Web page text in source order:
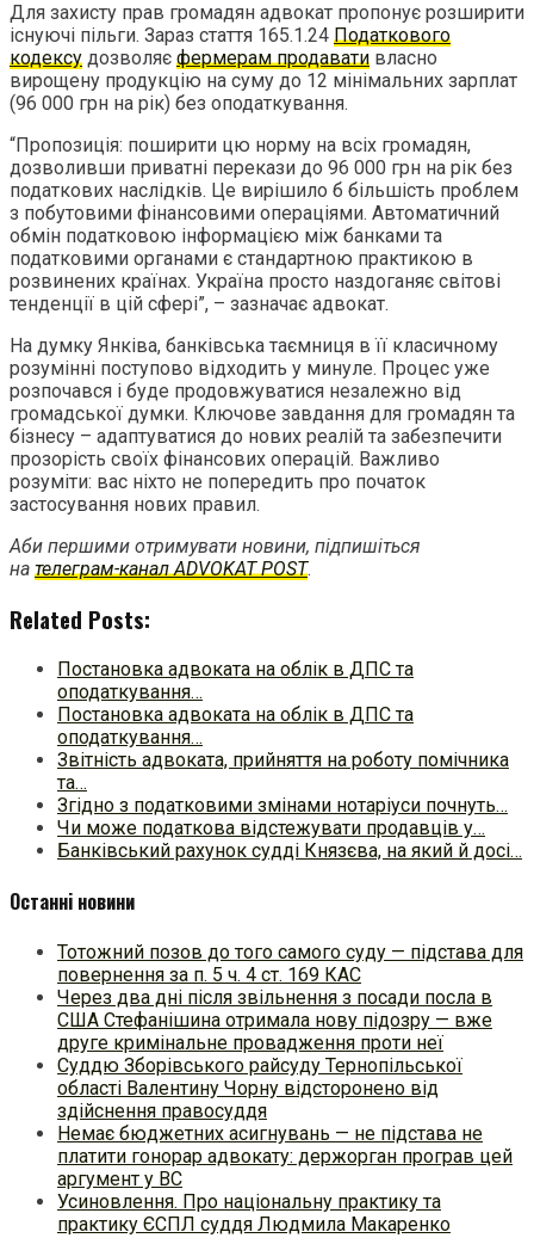
Для захисту прав громадян адвокат пропонує розширити
існуючі пільги. Зараз стаття 165.1.24 Податкового
кодексу дозволяє фермерам продавати власно
вирощену продукцію на суму до 12 мінімальних зарплат
(96 000 грн на рік) без оподаткування.
“Пропозиція: поширити цю норму на всіх громадян,
дозволивши приватні перекази до 96 000 грн на рік без
податкових наслідків. Це вирішило б більшість проблем
з побутовими фінансовими операціями. Автоматичний
обмін податковою інформацією між банками та
податковими органами є стандартною практикою в
розвинених країнах. Україна просто наздоганяє світові
тенденції в цій сфері”, – зазначає адвокат.
На думку Янківа, банківська таємниця в її класичному
розумінні поступово відходить у минуле. Процес уже
розпочався і буде продовжуватися незалежно від
громадської думки. Ключове завдання для громадян та
бізнесу – адаптуватися до нових реалій та забезпечити
прозорість своїх фінансових операцій. Важливо
розуміти: вас ніхто не попередить про початок
застосування нових правил.
Аби першими отримувати новини, підпишіться
на телеграм-канал ADVOKAT POST.
Related Posts:
Постановка адвоката на облік в ДПС та
оподаткування…
Постановка адвоката на облік в ДПС та
оподаткування…
Звітність адвоката, прийняття на роботу помічника
та…
Згідно з податковими змінами нотаріуси почнуть…
Чи може податкова відстежувати продавців у…
Банківський рахунок судді Князєва, на який й досі…
Останні новини
Тотожний позов до того самого суду — підстава для
повернення за п. 5 ч. 4 ст. 169 КАС
Через два дні після звільнення з посади посла в
США Стефанішина отримала нову підозру — вже
друге кримінальне провадження проти неї
Суддю Зборівського райсуду Тернопільської
області Валентину Чорну відсторонено від
здійснення правосуддя
Немає бюджетних асигнувань — не підстава не
платити гонорар адвокату: держорган програв цей
аргумент у ВС
Усиновлення. Про національну практику та
практику ЄСПЛ суддя Людмила Макаренко